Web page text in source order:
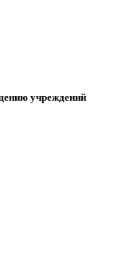
учреждений